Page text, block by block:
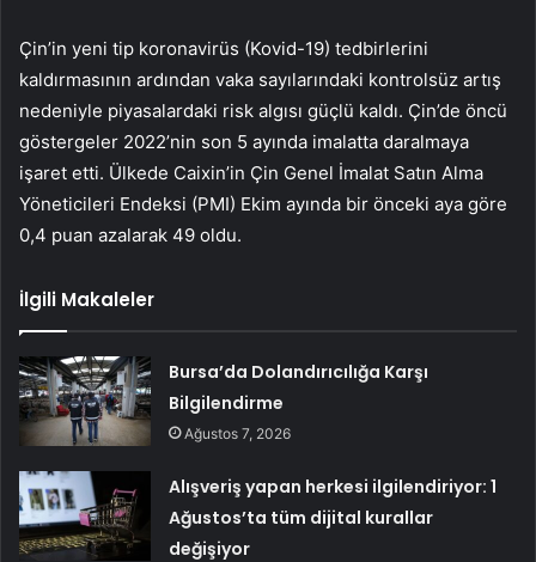
Çin’in yeni tip koronavirüs (Kovid-19) tedbirlerini
kaldırmasının ardından vaka sayılarındaki kontrolsüz artış
nedeniyle piyasalardaki risk algısı güçlü kaldı. Çin’de öncü
göstergeler 2022’nin son 5 ayında imalatta daralmaya
işaret etti. Ülkede Caixin’in Çin Genel İmalat Satın Alma
Yöneticileri Endeksi (PMI) Ekim ayında bir önceki aya göre
0,4 puan azalarak 49 oldu.
İlgili Makaleler
Bursa’da Dolandırıcılığa Karşı
Bilgilendirme
Ağustos 7, 2026
Alışveriş yapan herkesi ilgilendiriyor: 1
Ağustos’ta tüm dijital kurallar
değişiyor